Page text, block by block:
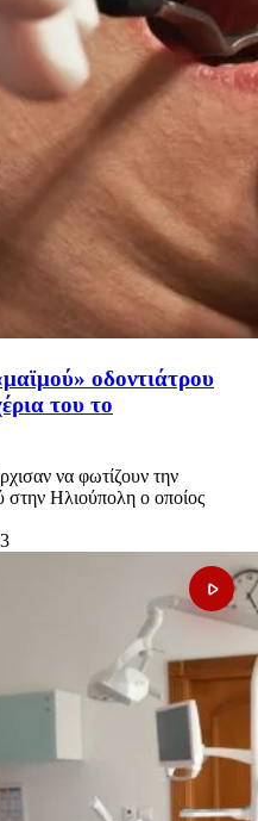
οδοντιάτρου
του το
να φωτίζουν την
στην Ηλιούπολη ο οποίος